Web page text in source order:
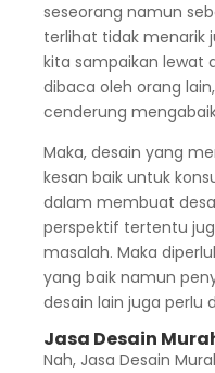
seseorang namun
terlihat tidak menarik
kita sampaikan lewat
dibaca oleh orang
cenderung
Maka, desain yang
kesan baik untuk
dalam membuat
perspektif tertentu
masalah. Maka
yang baik namun
desain lain juga perlu
Jasa Desain
Nah, Jasa Desain